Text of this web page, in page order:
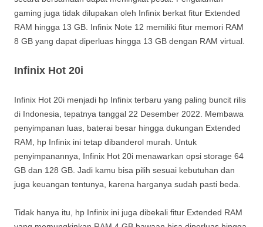
gaming juga tidak dilupakan oleh Infinix berkat fitur Extended
RAM hingga 13 GB. Infinix Note 12 memiliki fitur memori RAM
8 GB yang dapat diperluas hingga 13 GB dengan RAM virtual.
Infinix Hot 20i
Infinix Hot 20i menjadi hp Infinix terbaru yang paling buncit rilis
di Indonesia, tepatnya tanggal 22 Desember 2022. Membawa
penyimpanan luas, baterai besar hingga dukungan Extended
RAM, hp Infinix ini tetap dibanderol murah. Untuk
penyimpanannya, Infinix Hot 20i menawarkan opsi storage 64
GB dan 128 GB. Jadi kamu bisa pilih sesuai kebutuhan dan
juga keuangan tentunya, karena harganya sudah pasti beda.
Tidak hanya itu, hp Infinix ini juga dibekali fitur Extended RAM